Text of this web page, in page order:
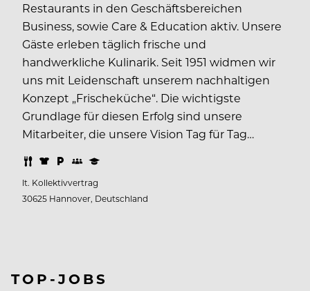
Restaurants in den Geschäftsbereichen
Business, sowie Care & Education aktiv. Unsere
Gäste erleben täglich frische und
handwerkliche Kulinarik. Seit 1951 widmen wir
uns mit Leidenschaft unserem nachhaltigen
Konzept „Frischeküche“. Die wichtigste
Grundlage für diesen Erfolg sind unsere
Mitarbeiter, die unsere Vision Tag für Tag…
lt. Kollektivvertrag
30625 Hannover, Deutschland
TOP-JOBS